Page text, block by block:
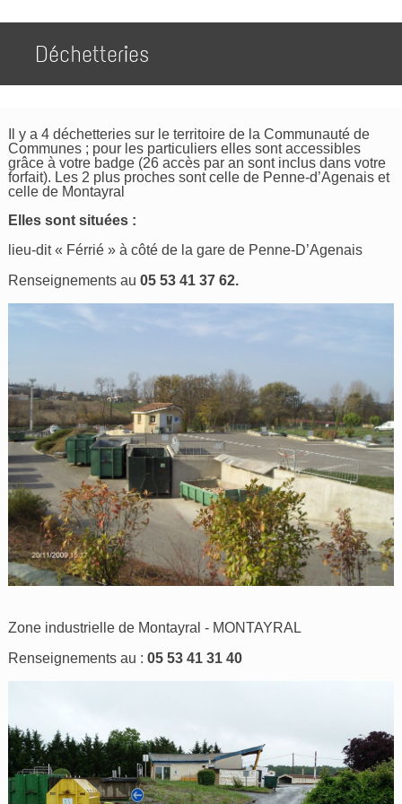
Déchetteries
Il y a 4 déchetteries sur le territoire de la Communauté de
Communes ; pour les particuliers elles sont accessibles
grâce à votre badge (26 accès par an sont inclus dans votre
forfait). Les 2 plus proches sont celle de Penne-d’Agenais et
celle de Montayral
Elles sont situées :
lieu-dit « Férrié » à côté de la gare de Penne-D’Agenais
Renseignements au05 53 41 37 62.
Zone industrielle de Montayral - MONTAYRAL
Renseignements au : 05 53 41 31 40